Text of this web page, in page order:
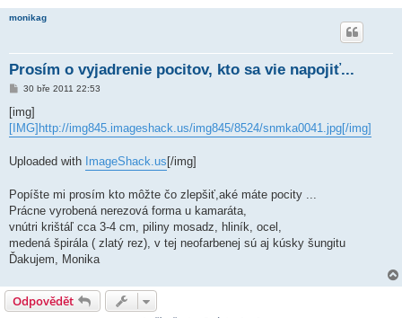
monikag
Prosím o vyjadrenie pocitov, kto sa vie napojiť...
P
í
p
e
30 bře 2011 22:53
[img]
[IMG]http://img845.imageshack.us/img845/8524/snmka0041.jpg[/img]
Uploaded with ImageShack.us [/img]
Popíšte mi prosím kto môžte čo zlepšiť,aké máte pocity ...
Prácne vyrobená nerezová forma u kamaráta,
vnútri krištáľ cca 3-4 cm, piliny mosadz, hliník, ocel,
medená špirála ( zlatý rez), v tej neofarbenej sú aj kúsky šungitu
Ďakujem, Monika
Odpovědět